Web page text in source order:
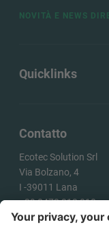
Contatto
Ecotec Solution Srl
Via Bolzano, 4
I -39011 Lana
+39 0473 313 010
Quicklinks
NOVITÀ E NEWS